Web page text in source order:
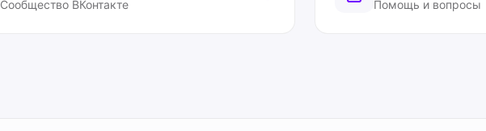
Сообщество ВКонтакте Помощь и вопросы